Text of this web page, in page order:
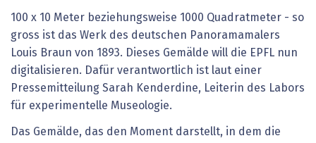
100 x 10 Meter beziehungsweise 1000 Quadratmeter - so
gross ist das Werk des deutschen Panoramamalers
Louis Braun von 1893. Dieses Gemälde will die EPFL nun
digitalisieren. Dafür verantwortlich ist laut einer
Pressemitteilung Sarah Kenderdine, Leiterin des Labors
für experimentelle Museologie.
Das Gemälde, das den Moment darstellt, in dem die